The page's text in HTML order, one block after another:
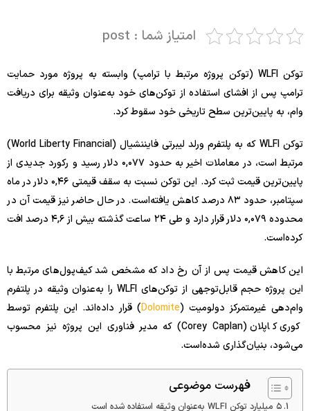
امتیاز شما : post
توکن WLFI (توکن پروژه مرتبط با ترامپ) وابسته به پروژه مورد حمایت
ترامپ پس از افشای استفاده از توکن‌های خود به‌عنوان وثیقه برای دریافت
وام، به پایین‌ترین سطح تاریخی خود سقوط کرد.
توکن WLFI که به پلتفرم ورلد لیبرتی فایننشیال (World Liberty Financial)
مرتبط است، در معاملات اخیر به حدود ۰,۰۷۷ دلار رسید و رکورد جدیدی از
پایین‌ترین قیمت ثبت کرد. این توکن نسبت به سقف قیمتی ۰,۴۶ دلار در ماه
سپتامبر، حدود ۸۳ درصد کاهش یافته‌است. در حال حاضر نیز قیمت آن در
محدوده ۰,۰۷۹ دلار قرار دارد و طی ۲۴ ساعت گذشته بیش از ۴,۶ درصد افت
کرده‌است.
این کاهش قیمت پس از آن رخ داد که مشخص شد کیف‌پول‌های مرتبط با
این پروژه حجم قابل‌توجهی از توکن‌های WLFI را به‌عنوان وثیقه در پلتفرم
وام‌دهی غیرمتمرکز دولومیت (Dolomite) قرار داده‌اند. این پلتفرم توسط
کوری کاپلان (Corey Caplan) که مدیر فناوری این پروژه نیز محسوب
می‌شود، بنیان‌گذاری شده‌است.
فهرست موضوعی
۵ میلیارد توکن WLFI به‌عنوان وثیقه استفاده شده‌ است